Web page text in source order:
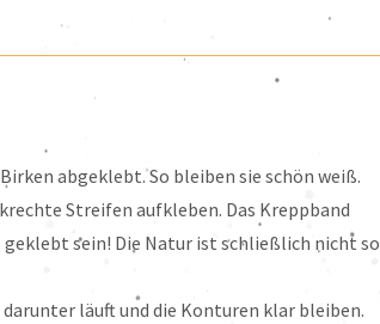
abgeklebt. So bleiben sie schön weiß.
Streifen aufkleben. Das Kreppband
sein! Die Natur ist schließlich nicht so
läuft und die Konturen klar bleiben.